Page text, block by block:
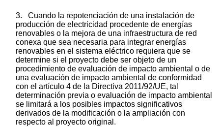
3. Cuando la repotenciación de una instalación de
producción de electricidad procedente de energías
renovables o la mejora de una infraestructura de red
conexa que sea necesaria para integrar energías
renovables en el sistema eléctrico requiera que se
determine si el proyecto debe ser objeto de un
procedimiento de evaluación de impacto ambiental o de
una evaluación de impacto ambiental de conformidad
con el artículo 4 de la Directiva 2011/92/UE, tal
determinación previa o evaluación de impacto ambiental
se limitará a los posibles impactos significativos
derivados de la modificación o la ampliación con
respecto al proyecto original.